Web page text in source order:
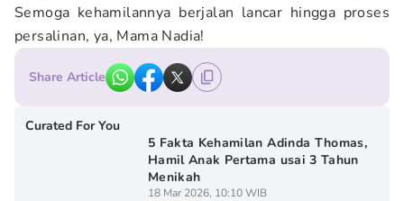
Semoga kehamilannya berjalan lancar hingga proses
persalinan, ya, Mama Nadia!
Share Article
Curated For You
5 Fakta Kehamilan Adinda Thomas,
Hamil Anak Pertama usai 3 Tahun
Menikah
18 Mar 2026, 10:10 WIB